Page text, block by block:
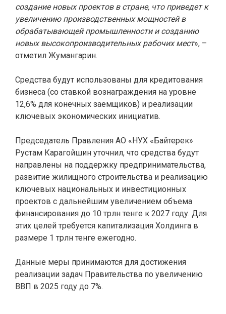
создание новых проектов в стране, что приведет к
увеличению производственных мощностей в
обрабатывающей промышленности и созданию
новых высокопроизводительных рабочих мест», –
отметил Жумангарин.
Средства будут использованы для кредитования
бизнеса (со ставкой вознаграждения на уровне
12,6% для конечных заемщиков) и реализации
ключевых экономических инициатив.
Председатель Правления АО «НУХ «Байтерек»
Рустам Карагойшин уточнил, что средства будут
направлены на поддержку предпринимательства,
развитие жилищного строительства и реализацию
ключевых национальных и инвестиционных
проектов с дальнейшим увеличением объема
финансирования до 10 трлн тенге к 2027 году. Для
этих целей требуется капитализация Холдинга в
размере 1 трлн тенге ежегодно.
Данные меры принимаются для достижения
реализации задач Правительства по увеличению
ВВП в 2025 году до 7%.